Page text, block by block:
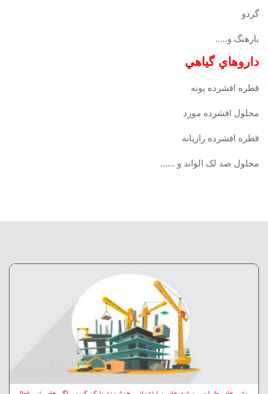
گردو
بارهنگ و.....
داروهاي گياهي
قطره افشرده پونه
محلول افشرده مورد
قطره افشرده رازيانه
محلول ضد لک الواند و ......